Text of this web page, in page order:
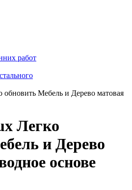
работ
обновить Мебель и Дерево матовая
Легко
и Дерево
основе